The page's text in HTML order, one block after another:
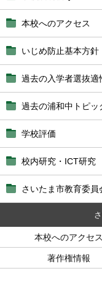
本校へのアクセス
いじめ防止基本方針
過去の入学者選抜適
過去の浦和中トピッ
学校評価
校内研究・ICT研究
さいたま市教育委員
本校へのアクセス
著作権情報